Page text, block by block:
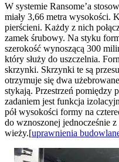
W systemie Ransome’a
miały 3,66 metra wysokości.
pierścieni. Każdy z nich
zamek śrubowy. Na styku
szerokość wynoszącą 300
który służy do uszczelnia.
skrzynki. Skrzynki te są
otrzymuje się dwa
stykają. Przestrzeń pomiędzy
zadaniem jest funkcja
pół wysokości formy na
do wznoszonej jednocześnie
wieży.[uprawnienia